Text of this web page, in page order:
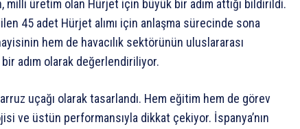
milli üretim olan Hürjet için büyük bir adım attığı bildirildi.
45 adet Hürjet alımı için anlaşma sürecinde sona
hem de havacılık sektörünün uluslararası
adım olarak değerlendiriliyor.
uçağı olarak tasarlandı. Hem eğitim hem de görev
ve üstün performansıyla dikkat çekiyor. İspanya’nın